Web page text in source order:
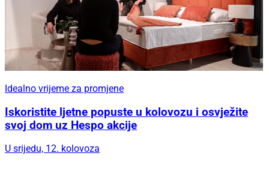
Idealno vrijeme za promjene
Iskoristite ljetne popuste u kolovozu i osvježite
svoj dom uz Hespo akcije
U srijedu, 12. kolovoza